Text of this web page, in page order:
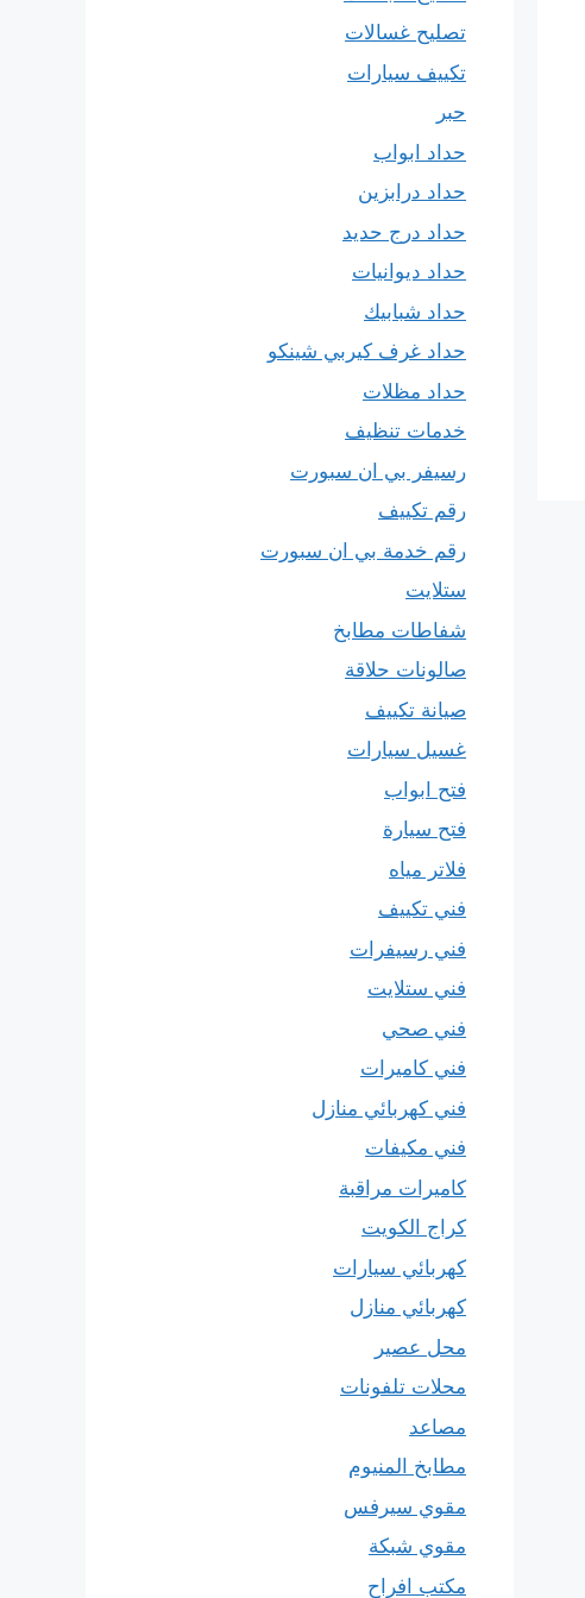
تصليح غسالات
تكييف سيارات
حبر
حداد ابواب
حداد درابزين
حداد درج حديد
حداد ديوانيات
حداد شبابيك
حداد غرف كيربي شينكو
حداد مظلات
خدمات تنظيف
رسيفر بي ان سبورت
رقم تكييف
رقم خدمة بي ان سبورت
ستلايت
شفاطات مطابخ
صالونات حلاقة
صيانة تكييف
غسيل سيارات
فتح ابواب
فتح سيارة
فلاتر مياه
فني تكييف
فني رسيفرات
فني ستلايت
فني صحي
فني كاميرات
فني كهربائي منازل
فني مكيفات
كاميرات مراقبة
كراج الكويت
كهربائي سيارات
كهربائي منازل
محل عصير
محلات تلفونات
مصاعد
مطابخ المنيوم
مقوي سيرفس
مقوي شبكة
مكتب افراح